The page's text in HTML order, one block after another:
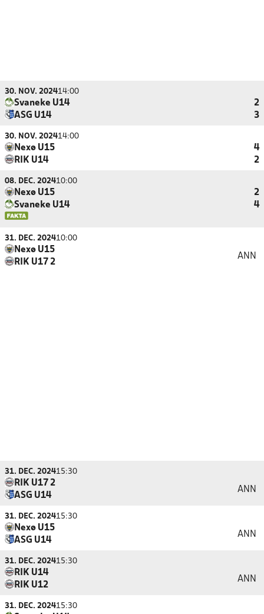
30. NOV. 202414:00
Svaneke U14
2
ASG U14
3
30. NOV. 202414:00
Nexø U15
4
RIK U14
2
08. DEC. 202410:00
Nexø U15
2
Svaneke U14
4
31. DEC. 202410:00
Nexø U15
RIK U17 2
ANN
31. DEC. 202415:30
RIK U17 2
ASG U14
ANN
31. DEC. 202415:30
Nexø U15
ASG U14
ANN
31. DEC. 202415:30
RIK U14
RIK U12
ANN
31. DEC. 202415:30